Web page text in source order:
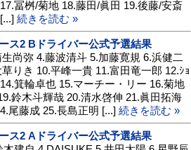
冨桝/菊地 18.藤田/眞田 19.後藤/安斎
続きを読む »
ス2 Bドライバー公式予選結果
尚弥 4.藤波清斗 5.加藤寛規 6.浜健二
りき 10.平峰一貴 11.富田竜一郎 12.ｼｮ
箕輪卓也 15.マーチー・リー 16.菊地
鈴木斗輝哉 20.清水啓伸 21.眞田拓海
尾藤成 25.長島正明 [...] 続きを読む »
ス2 Aドライバー公式予選結果